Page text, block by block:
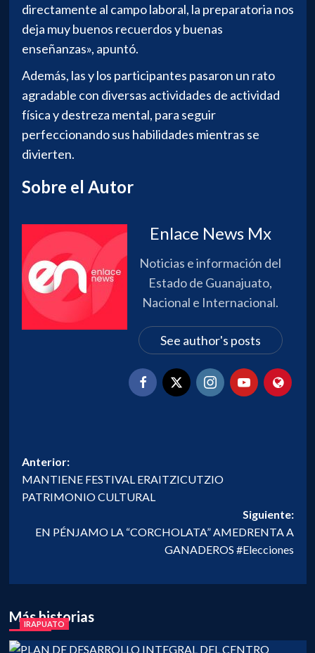
directamente al campo laboral, la preparatoria nos
deja muy buenos recuerdos y buenas
enseñanzas», apuntó.
Además, las y los participantes pasaron un rato
agradable con diversas actividades de actividad
física y destreza mental, para seguir
perfeccionando sus habilidades mientras se
divierten.
Sobre el Autor
Enlace News Mx
Noticias e información del
Estado de Guanajuato,
Nacional e Internacional.
See author's posts
Navegación
de
entradas
Anterior:
MANTIENE FESTIVAL ERAITZICUTZIO
PATRIMONIO CULTURAL
Siguiente:
EN PÉNJAMO LA “CORCHOLATA” AMEDRENTA A
GANADEROS #Elecciones
Más historias
IRAPUATO